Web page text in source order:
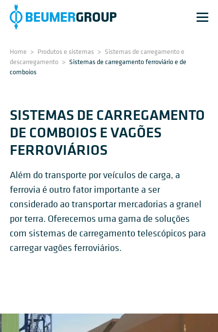
Home > Produtos e sistemas > Sistemas de carregamento e
descarregamento > Sistemas de carregamento ferroviário e de
comboios
SISTEMAS DE CARREGAMENTO
DE COMBOIOS E VAGÕES
FERROVIÁRIOS
Além do transporte por veículos de carga, a
ferrovia é outro fator importante a ser
considerado ao transportar mercadorias a granel
por terra. Oferecemos uma gama de soluções
com sistemas de carregamento telescópicos para
carregar vagões ferroviários.